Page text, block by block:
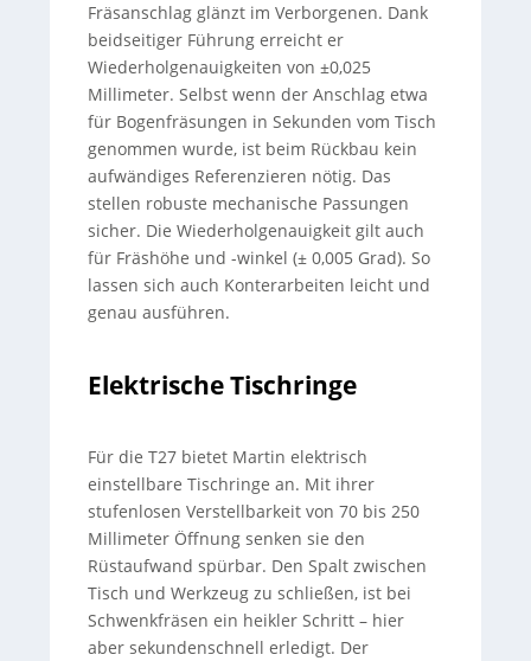
Fräsanschlag glänzt im Verborgenen. Dank
beidseitiger Führung erreicht er
Wiederholgenauigkeiten von ±0,025
Millimeter. Selbst wenn der Anschlag etwa
für Bogenfräsungen in Sekunden vom Tisch
genommen wurde, ist beim Rückbau kein
aufwändiges Referenzieren nötig. Das
stellen robuste mechanische Passungen
sicher. Die Wiederholgenauigkeit gilt auch
für Fräshöhe und -winkel (± 0,005 Grad). So
lassen sich auch Konterarbeiten leicht und
genau ausführen.
Elektrische Tischringe
Für die T27 bietet Martin elektrisch
einstellbare Tischringe an. Mit ihrer
stufenlosen Verstellbarkeit von 70 bis 250
Millimeter Öffnung senken sie den
Rüstaufwand spürbar. Den Spalt zwischen
Tisch und Werkzeug zu schließen, ist bei
Schwenkfräsen ein heikler Schritt – hier
aber sekundenschnell erledigt. Der